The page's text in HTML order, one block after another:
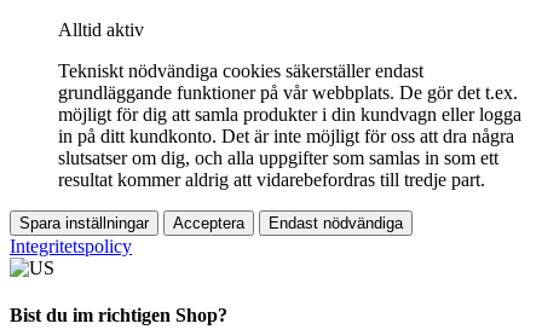
Alltid aktiv
Tekniskt nödvändiga cookies säkerställer endast
grundläggande funktioner på vår webbplats. De gör det t.ex.
möjligt för dig att samla produkter i din kundvagn eller logga
in på ditt kundkonto. Det är inte möjligt för oss att dra några
slutsatser om dig, och alla uppgifter som samlas in som ett
resultat kommer aldrig att vidarebefordras till tredje part.
Spara inställningar Acceptera Endast nödvändiga
Integritetspolicy
Bist du im richtigen Shop?